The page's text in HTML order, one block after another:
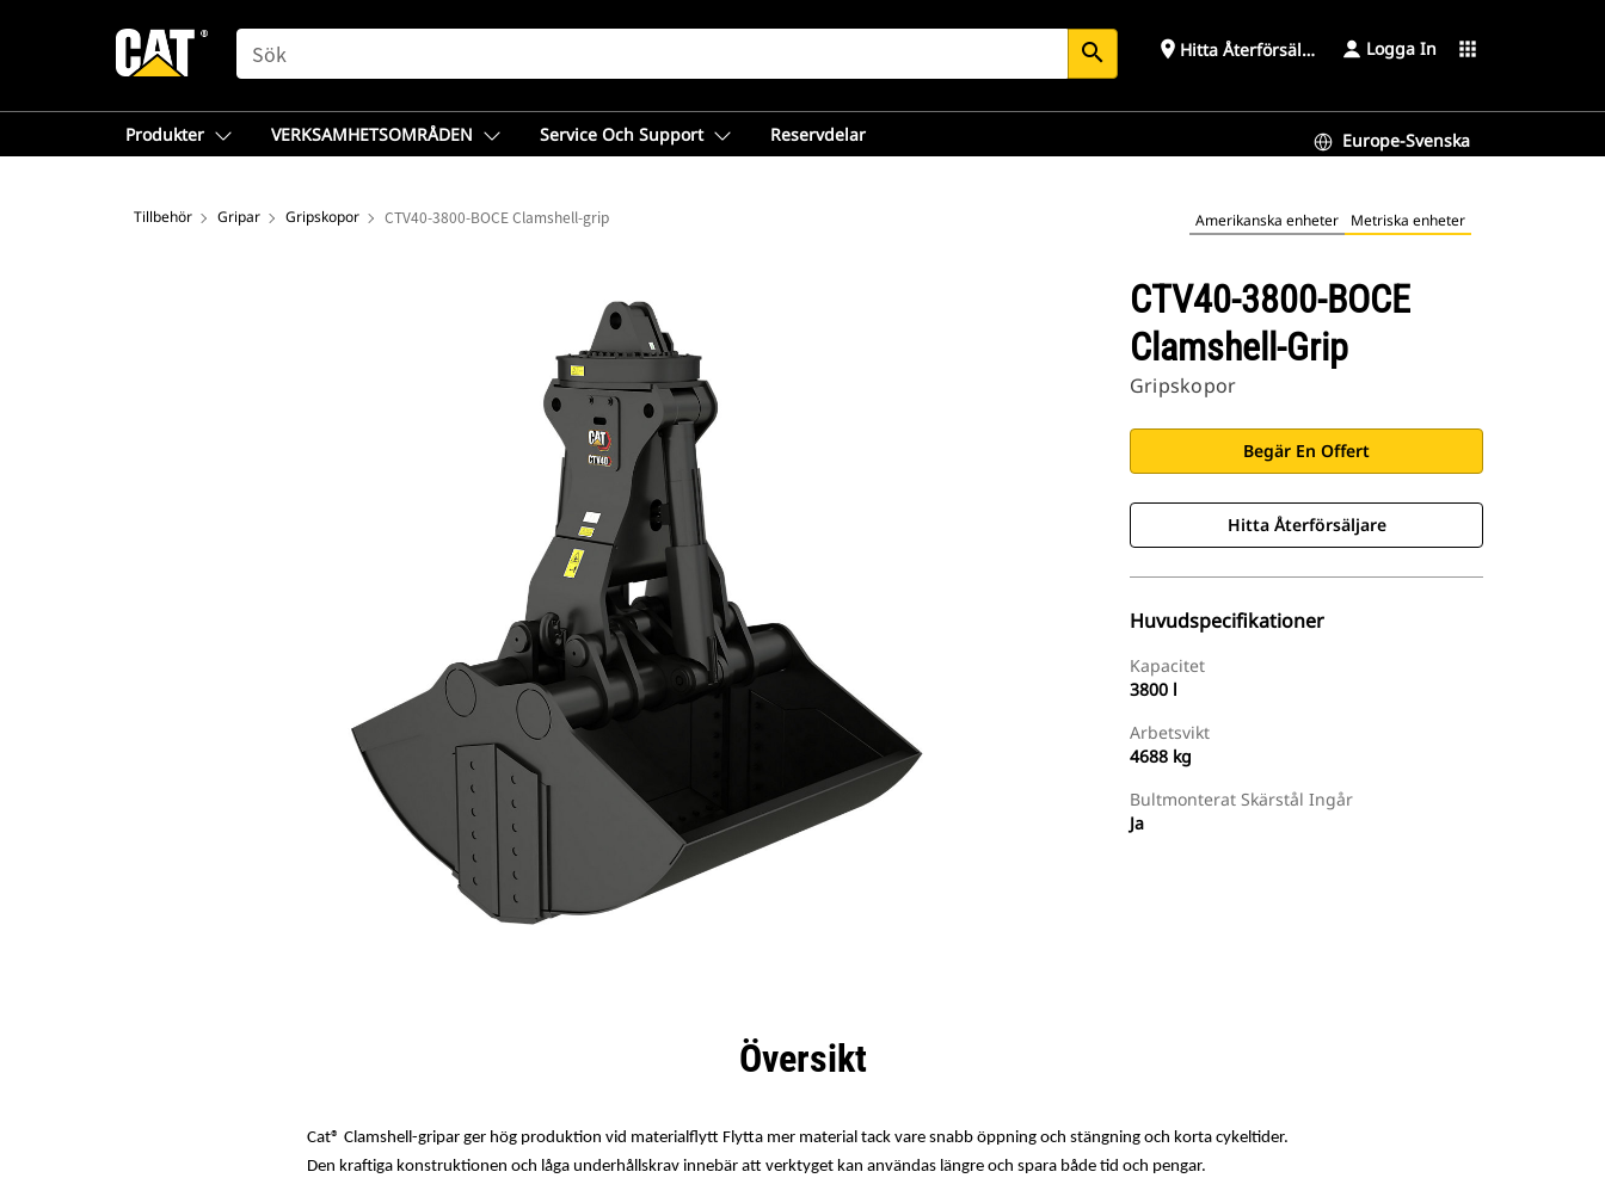
SEARCH search place Hitta Återförsäljare Logga In apps
Produkter VERKSAMHETSOMRÅDEN Service Och Support Reservdelar Europe-Svenska
Tillbehör Gripar Gripskopor CTV40-3800-BOCE Clamshell-grip Amerikanska enheter Metriska enheter
CTV40-3800-BOCE
Clamshell-Grip
Gripskopor
Begär En Offert
Hitta Återförsäljare
Huvudspecifikationer
Kapacitet
3800 l
Arbetsvikt
4688 kg
Bultmonterat Skärstål Ingår
Ja
SpecifikationerÖversikt
Cat® Clamshell-gripar ger hög produktion vid materialflytt Flytta mer material tack vare snabb öppning och stängning och korta cykeltider.
Den kraftiga konstruktionen och låga underhållskrav innebär att verktyget kan användas längre och spara både tid och pengar.